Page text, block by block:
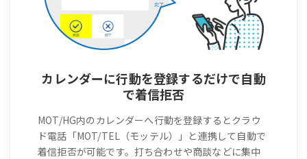
カレンダーに行動を登録するだけで自動
で着信拒否
MOT/HG内のカレンダーへ行動を登録するとクラウ
ド電話「MOT/TEL（モッテル）」と連携して自動で
着信拒否が可能です。打ち合わせや商談などに集中